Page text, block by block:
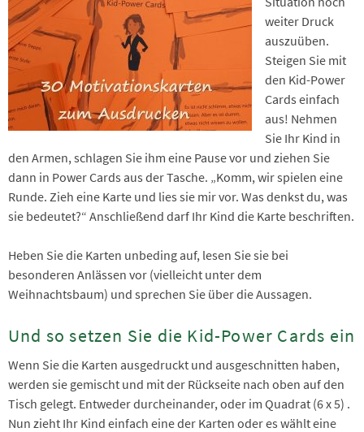
weiter Druck
auszuüben.
Steigen Sie mit
den Kid-Power
Cards einfach
aus! Nehmen
Sie Ihr Kind in
den Armen, schlagen Sie ihm eine Pause vor und ziehen Sie
dann in Power Cards aus der Tasche. „Komm, wir spielen eine
Runde. Zieh eine Karte und lies sie mir vor. Was denkst du, was
sie bedeutet?“ Anschließend darf Ihr Kind die Karte beschriften.
Heben Sie die Karten unbeding auf, lesen Sie sie bei
besonderen Anlässen vor (vielleicht unter dem
Weihnachtsbaum) und sprechen Sie über die Aussagen.
Und so setzen Sie die Kid-Power Cards ein
Wenn Sie die Karten ausgedruckt und ausgeschnitten haben,
werden sie gemischt und mit der Rückseite nach oben auf den
Tisch gelegt. Entweder durcheinander, oder im Quadrat (6 x 5) .
Nun zieht Ihr Kind einfach eine der Karten oder es wählt eine